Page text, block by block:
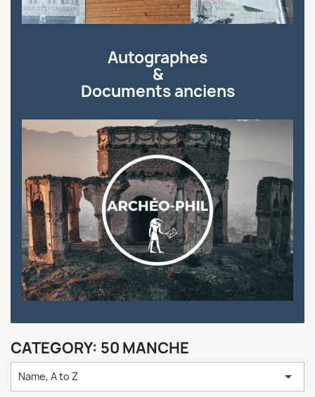
Autographes
&
Documents anciens
CATEGORY: 50 MANCHE
Name, A to Z 